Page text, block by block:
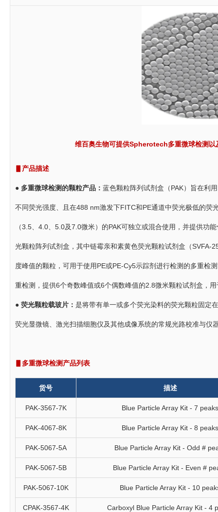
维百奥生物可提供Spherotech多重微球检测
▋产品描述
● 多重微球检测的颗粒产品： 蓝色颗粒阵列试剂盒（PAK）旨在利
不同荧光强度、且在488 nm激发下FITC和PE通道中荧光极低的
（3.5、4.0、5.0及7.0微米）的PAK可独立或混合使用，并提供功
光颗粒阵列试剂盒，其中链霉亲和素黄色荧光颗粒试剂盒（
度峰值的颗粒，可用于使用PE或PE-Cy5示踪剂进行检测的多重检
重检测，提供6个奇数峰值或6个偶数峰值的2.8微米颗粒试剂盒，
● 荧光颗粒载玻片： 是将带有单一或多个荧光染料的荧光颗粒固定
荧光显微镜、激光扫描细胞仪及其他成像系统的常规光路校准与仪
▋多重微球检测产品列表
货号 描述
PAK-3567-7K Blue Particle Array Kit - 7 peaks
PAK-4067-8K Blue Particle Array Kit - 8 peaks
PAK-5067-5A Blue Particle Array Kit - Odd #
PAK-5067-5B Blue Particle Array Kit - Even #
PAK-5067-10K Blue Particle Array Kit - 10
CPAK-3567-4K Carboxyl Blue Particle Array Kit - 4